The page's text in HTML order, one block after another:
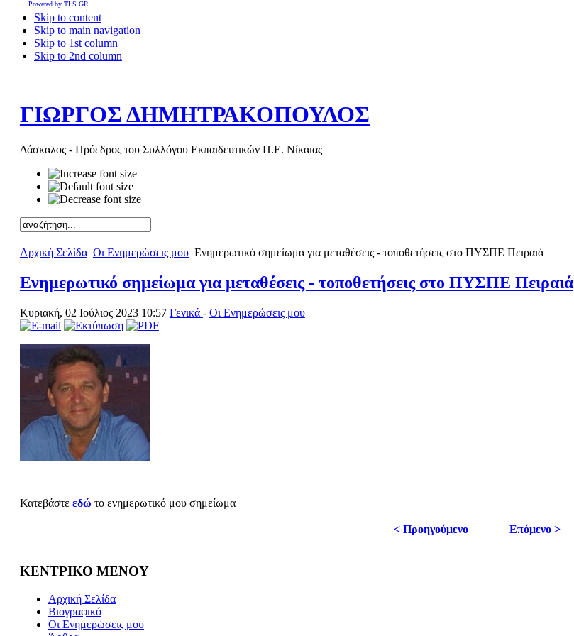
Skip to content
Skip to main navigation
Skip to 1st column
Skip to 2nd column
ΓΙΩΡΓΟΣ ΔΗΜΗΤΡΑΚΟΠΟΥΛΟΣ
Δάσκαλος - Πρόεδρος του Συλλόγου Εκπαιδευτικών Π.Ε. Νίκαιας
Αρχική Σελίδα Οι Ενημερώσεις μου Ενημερωτικό σημείωμα για μεταθέσεις - τοποθετήσεις στο ΠΥΣΠΕ Πειραιά
Ενημερωτικό σημείωμα για μεταθέσεις - τοποθετήσεις στο ΠΥΣΠΕ Πειραιά
Κυριακή, 02 Ιούλιος 2023 10:57 Γενικά - Οι Ενημερώσεις μου
Κατεβάστε εδώ το ενημερωτικό μου σημείωμα
< Προηγούμενο Επόμενο >
ΚΕΝΤΡΙΚΟ ΜΕΝΟΥ
Αρχική Σελίδα
Βιογραφικό
Οι Ενημερώσεις μου
Powered by TLS.GR